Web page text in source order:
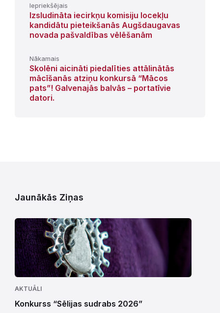
Iepriekšējais
Izsludināta iecirkņu komisiju locekļu
kandidātu pieteikšanās Augšdaugavas
novada pašvaldības vēlēšanām
Nākamais
Skolēni aicināti piedalīties attālinātās
mācīšanās atziņu konkursā “Mācos
pats”! Galvenajās balvās – portatīvie
datori.
Jaunākās Ziņas
AKTUĀLI
Konkurss “Sēlijas sudrabs 2026”